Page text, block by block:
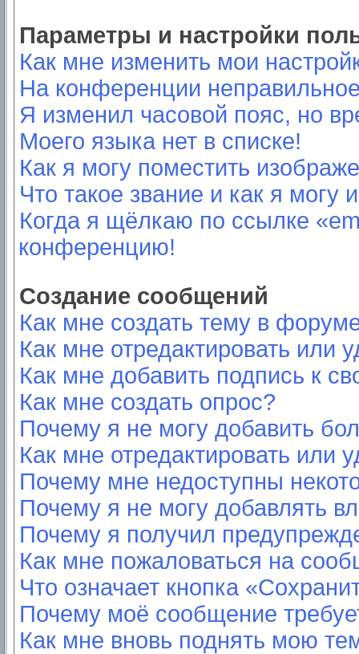
Параметры и настройки
Как мне изменить мои
На конференции
Я изменил часовой пояс, но
Моего языка нет в списке!
Как я могу поместить
Что такое звание и как я могу
Когда я щёлкаю по ссылке
конференцию!
Создание сообщений
Как мне создать тему в
Как мне отредактировать или
Как мне добавить подпись к
Как мне создать опрос?
Почему я не могу добавить
Как мне отредактировать или
Почему мне недоступны
Почему я не могу добавлять
Почему я получил
Как мне пожаловаться на
Что означает кнопка
Почему моё сообщение
Как мне вновь поднять мою